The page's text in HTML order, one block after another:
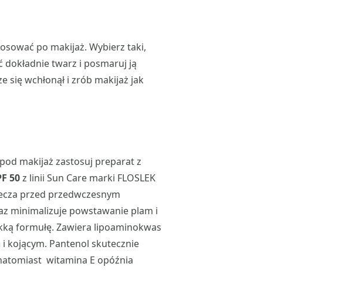
po makijaż. Wybierz taki,
twarz i posmaruj ją
się wchłonął i zrób makijaż jak
makijaż zastosuj preparat z
50z linii Sun Care marki FLOSLEK
przed przedwczesnym
minimalizuje powstawanie plam i
formułę. Zawiera lipoaminokwas
i kojącym. Pantenol skutecznie
witamina E opóźnia